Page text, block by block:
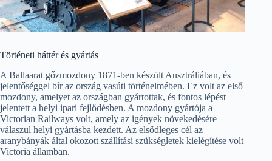
Történeti háttér és gyártás
A Ballaarat gőzmozdony 1871-ben készült Ausztráliában, és
jelentőséggel bír az ország vasúti történelmében. Ez volt az első
mozdony, amelyet az országban gyártottak, és fontos lépést
jelentett a helyi ipari fejlődésben. A mozdony gyártója a
Victorian Railways volt, amely az igények növekedésére
válaszul helyi gyártásba kezdett. Az elsődleges cél az
aranybányák által okozott szállítási szükségletek kielégítése volt
Victoria államban.